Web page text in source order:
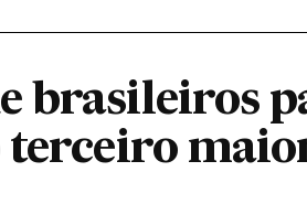
brasileiros
terceiro